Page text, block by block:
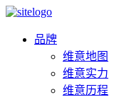
品牌
维意地图
维意实力
维意历程